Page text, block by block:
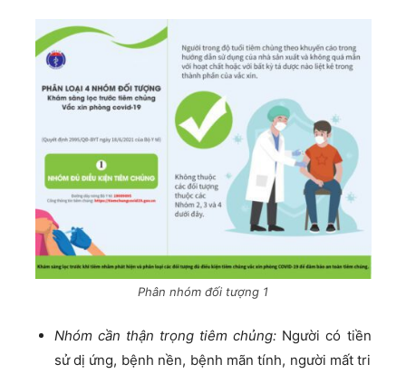
Phân nhóm đối tượng 1
Nhóm cần thận trọng tiêm chủng: Người có tiền
sử dị ứng, bệnh nền, bệnh mãn tính, người mất tri